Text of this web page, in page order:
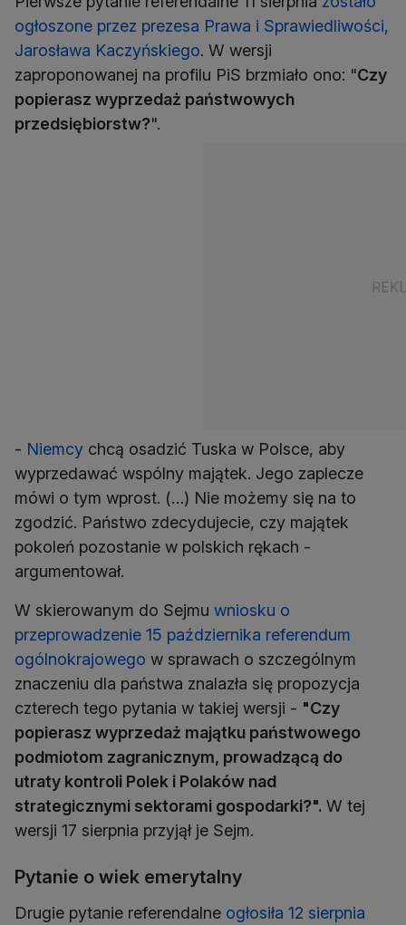
ogłoszone przez prezesa Prawa i Sprawiedliwości,
Jarosława Kaczyńskiego. W wersji
zaproponowanej na profilu PiS brzmiało ono: "Czy
popierasz wyprzedaż państwowych
przedsiębiorstw?".
- Niemcy chcą osadzić Tuska w Polsce, aby
wyprzedawać wspólny majątek. Jego zaplecze
mówi o tym wprost. (…) Nie możemy się na to
zgodzić. Państwo zdecydujecie, czy majątek
pokoleń pozostanie w polskich rękach -
argumentował.
W skierowanym do Sejmu wniosku o
przeprowadzenie 15 października referendum
ogólnokrajowego w sprawach o szczególnym
znaczeniu dla państwa znalazła się propozycja
czterech tego pytania w takiej wersji - "Czy
popierasz wyprzedaż majątku państwowego
podmiotom zagranicznym, prowadzącą do
utraty kontroli Polek i Polaków nad
strategicznymi sektorami gospodarki?". W tej
wersji 17 sierpnia przyjął je Sejm.
Pytanie o wiek emerytalny
Drugie pytanie referendalne ogłosiła 12 sierpnia